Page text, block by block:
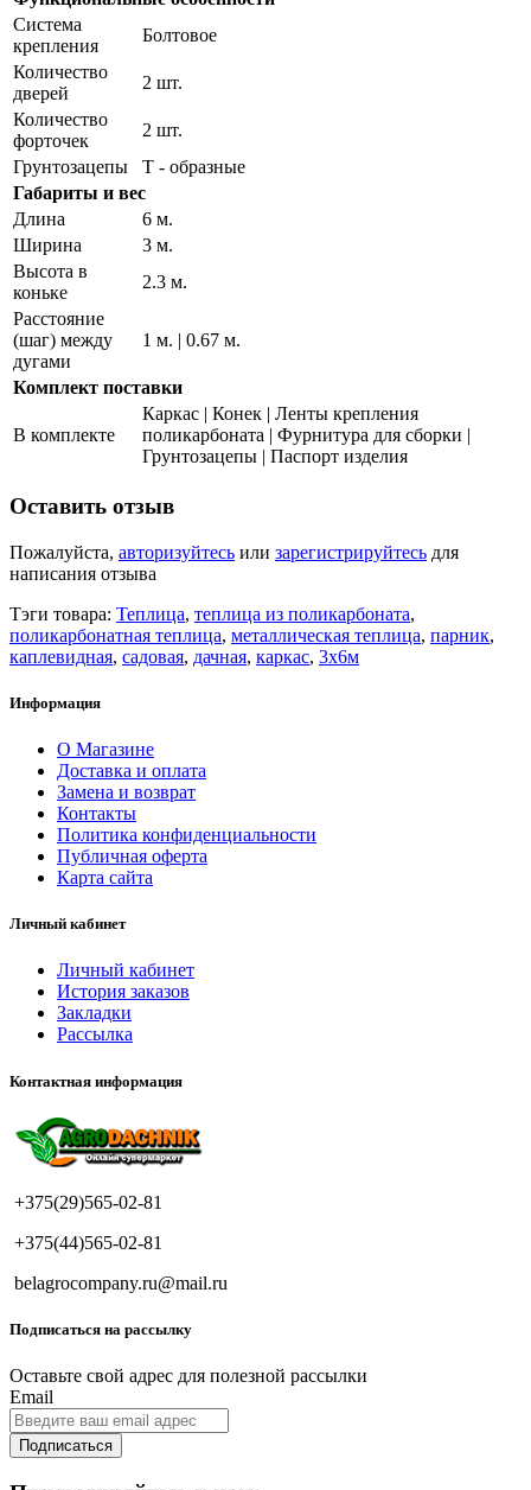
Система
крепления
Болтовое
Количество
дверей
2 шт.
Количество
форточек
2 шт.
Грунтозацепы
Т - образные
Габариты и вес
Длина
6 м.
Ширина
3 м.
Высота в
коньке
2.3 м.
Расстояние
(шаг) между
дугами
1 м. | 0.67 м.
Комплект поставки
В комплекте
Каркас | Конек | Ленты крепления
поликарбоната | Фурнитура для сборки |
Грунтозацепы | Паспорт изделия
Оставить отзыв
Пожалуйста, авторизуйтесь или зарегистрируйтесь для
написания отзыва
Тэги товара: Теплица, теплица из поликарбоната,
поликарбонатная теплица, металлическая теплица, парник,
каплевидная, садовая, дачная, каркас, 3х6м
Информация
О Магазине
Доставка и оплата
Замена и возврат
Контакты
Политика конфиденциальности
Публичная оферта
Карта сайта
Личный кабинет
Личный кабинет
История заказов
Закладки
Рассылка
Контактная информация
+375(29)565-02-81
+375(44)565-02-81
belagrocompany.ru@mail.ru
Подписаться на рассылку
Оставьте свой адрес для полезной рассылки
Email
Подписаться